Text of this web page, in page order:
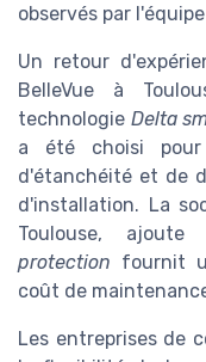
observés par
Un retour
BelleVue à
technologie Delta
a été choisi pour
d'étanchéité et de
d'installation. La
Toulouse,
protection fournit
coût de
Les entreprises de